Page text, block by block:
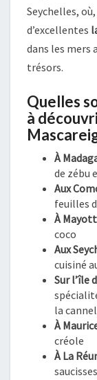
Seychelles,
d’excellentes
dans les mers
trésors.
Quelles
à
À
de zébu
Aux
feuilles
À
coco
Aux
cuisiné
Sur l’île
la
À
créole
À La